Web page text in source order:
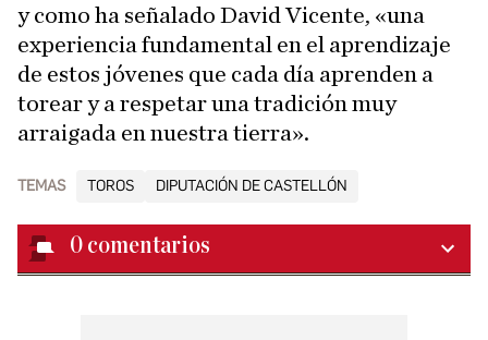
y como ha señalado David Vicente, «una
experiencia fundamental en el aprendizaje
de estos jóvenes que cada día aprenden a
torear y a respetar una tradición muy
arraigada en nuestra tierra».
TEMAS TOROS DIPUTACIÓN DE CASTELLÓN
0 comentarios